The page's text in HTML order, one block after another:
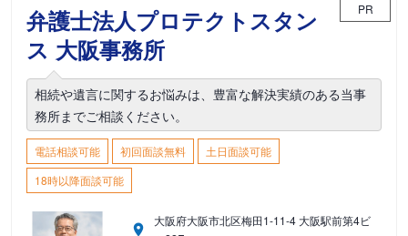
弁護士法人プロテクトスタン
ス 大阪事務所
PR
相続や遺言に関するお悩みは、豊富な解決実績のある当事
務所までご相談ください。
電話相談可能 初回面談無料
土日面談可能
18時以降面談可能
大阪府大阪市北区梅田1-11-4 大阪駅前第4ビ